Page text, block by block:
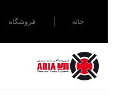
خانه فروشگاه